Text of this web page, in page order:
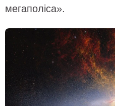
мегаполіса».